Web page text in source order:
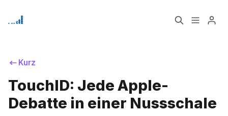
Home
Bitte geben Sie mindestens 3 Zeichen ein
Kurz
TouchID: Jede Apple-
Debatte in einer Nussschale